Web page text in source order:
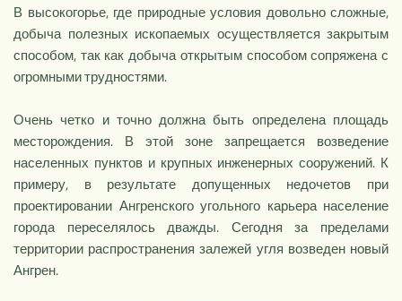
В высокогорье, где природные условия довольно сложные,
до­быча полезных ископаемых осуществляется закрытым
способом, так как добыча открытым способом сопряжена с
огромными труд­ностями.
Очень четко и точно должна быть определена площадь
место­рождения. В этой зоне запрещается возведение
населенных пунк­тов и крупных инженерных сооружений. К
примеру, в результате допущенных недочетов при
проектировании Ангренского уголь­ного карьера население
города переселялось дважды. Сегодня за пределами
территории распространения залежей угля возведен но­вый
Ангрен.